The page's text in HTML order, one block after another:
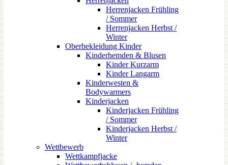
Herrenjacken Frühling
/ Sommer
Herrenjacken Herbst /
Winter
Oberbekleidung Kinder
Kinderhemden & Blusen
Kinder Kurzarm
Kinder Langarm
Kinderwesten &
Bodywarmers
Kinderjacken
Kinderjacken Frühling
/ Sommer
Kinderjacken Herbst /
Winter
Wettbewerb
Wettkampfjacke